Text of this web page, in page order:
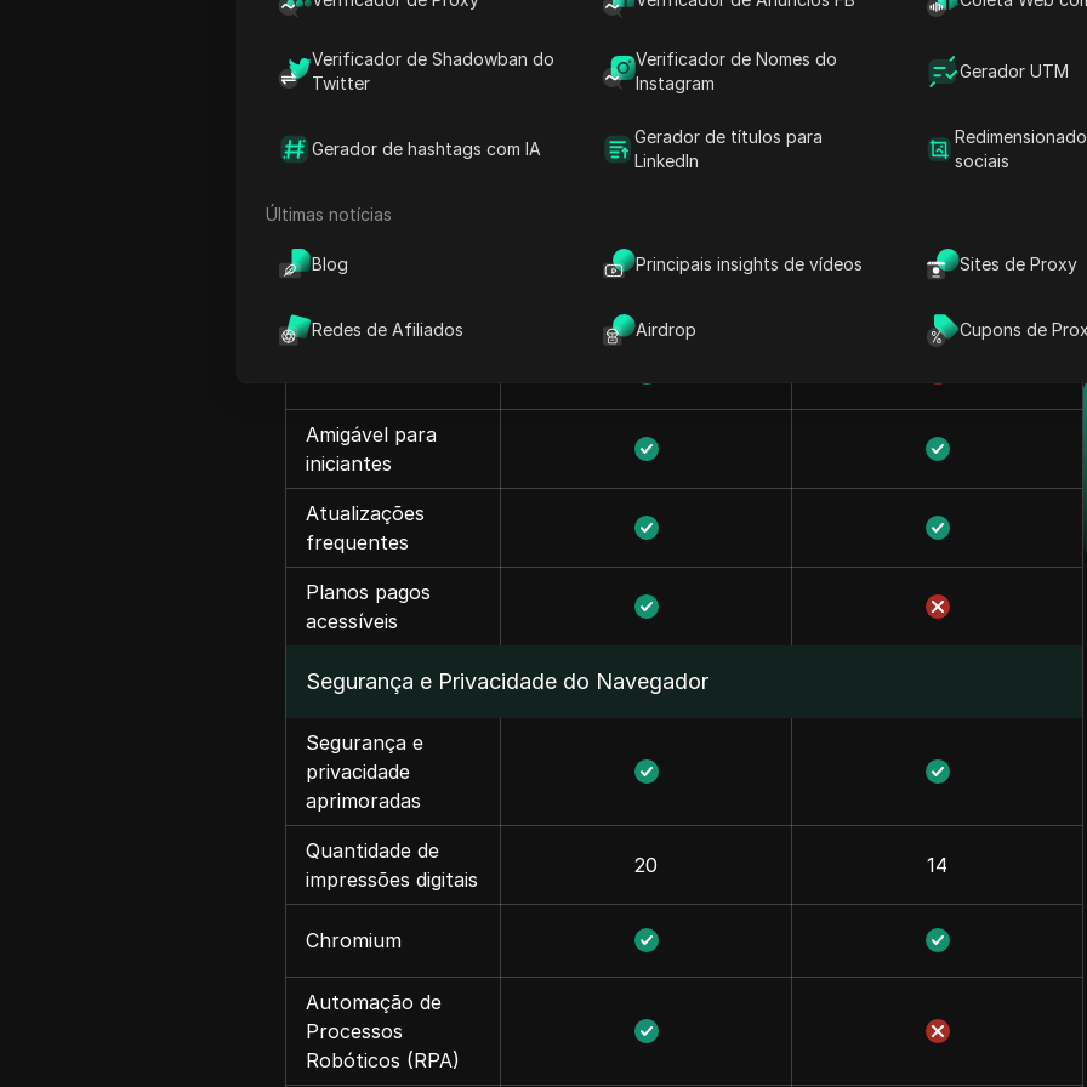
Verificador de Shadowban do
Twitter
Verificador de Nomes do
Instagram
Gerador UTM
Gerador de hashtags com IA
Gerador de títulos para
LinkedIn
sociais
Últimas notícias
Blog Principais insights de vídeos Sites de Proxy
Redes de Afiliados Airdrop Cupons de
Geral
Plano gratuito
Teste gratuito de
abrangentes
Amigável para
iniciantes
Atualizações
frequentes
Planos pagos
acessíveis
Segurança e Privacidade do Navegador
Segurança e
privacidade
aprimoradas
Quantidade de
impressões digitais
20 14
Chromium
Automação de
Processos
Robóticos (RPA)